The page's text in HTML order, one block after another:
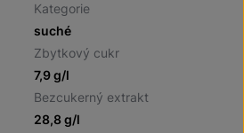
Kategorie
suché
Zbytkový cukr
7,9 g/l
Bezcukerný extrakt
28,8 g/l